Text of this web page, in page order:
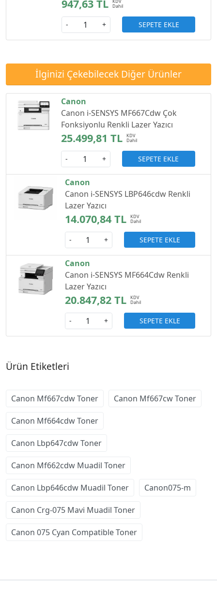
947,63 TL
- + SEPETE EKLE
İlginizi Çekebilecek Diğer Ürünler
Canon
Canon i-SENSYS MF667Cdw Çok
Fonksiyonlu Renkli Lazer Yazıcı
25.499,81 TL
- + SEPETE EKLE
Canon
Canon i-SENSYS LBP646cdw Renkli
Lazer Yazıcı
14.070,84 TL
- + SEPETE EKLE
Canon
Canon i-SENSYS MF664Cdw Renkli
Lazer Yazıcı
20.847,82 TL
- + SEPETE EKLE
Ürün Etiketleri
Canon Mf667cdw Toner Canon Mf667cw Toner
Canon Mf664cdw Toner
Canon Lbp647cdw Toner
Canon Mf662cdw Muadil Toner
Canon Lbp646cdw Muadil Toner Canon075-m
Canon Crg-075 Mavi Muadil Toner
Canon 075 Cyan Compatible Toner